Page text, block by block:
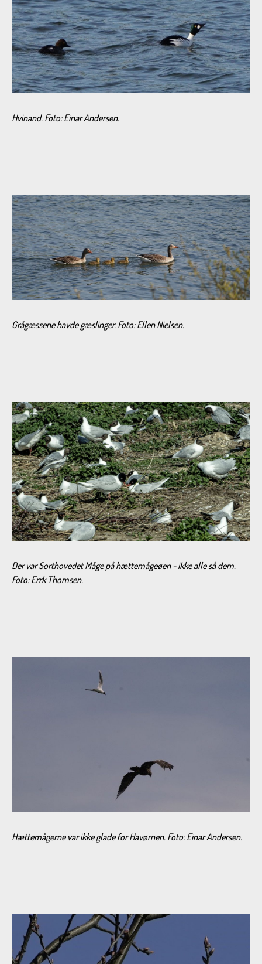
Hvinand. Foto: Einar Andersen.
Grågæssene havde gæslinger. Foto: Ellen Nielsen.
Der var Sorthovedet Måge på hættemågeøen - ikke alle så dem.
Foto: Errk Thomsen.
Hættemågerne var ikke glade for Havørnen. Foto:Einar Andersen.